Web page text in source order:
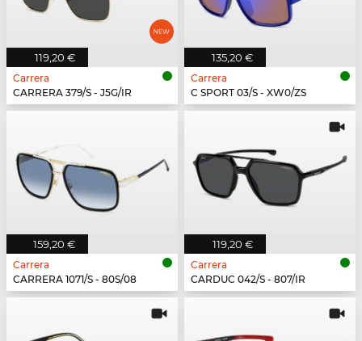
119,20 €
Carrera
CARRERA 379/S - J5G/IR
135,20 €
Carrera
C SPORT 03/S - XW0/ZS
159,20 €
Carrera
CARRERA 1071/S - 80S/08
119,20 €
Carrera
CARDUC 042/S - 807/IR